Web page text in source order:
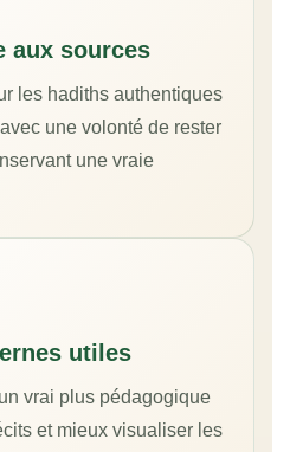
aux sources
les hadiths authentiques
une volonté de rester
une vraie
utiles
vrai plus pédagogique
et mieux visualiser les